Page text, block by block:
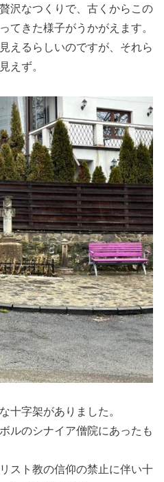
沢なつくりで、古くからこの
てきた様子がうかがえます。
えるらしいのですが、それら
えず。
十字架がありました。
ルのシナイア僧院にあったも
スト教の信仰の禁止に伴い十